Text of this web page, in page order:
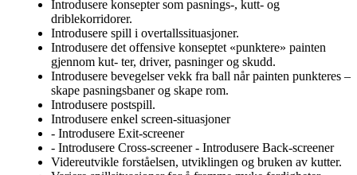
Introdusere konsepter som pasnings-, kutt- og
driblekorridorer.
Introdusere spill i overtallssituasjoner.
Introdusere det offensive konseptet «punktere» painten
gjennom kut- ter, driver, pasninger og skudd.
Introdusere bevegelser vekk fra ball når painten punkteres –
skape pasningsbaner og skape rom.
Introdusere postspill.
Introdusere enkel screen-situasjoner
- Introdusere Exit-screener
- Introdusere Cross-screener - Introdusere Back-screener
Videreutvikle forståelsen, utviklingen og bruken av kutter.